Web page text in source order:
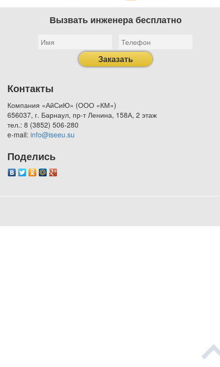
Вызвать инженера бесплатно
Заказать
Контакты
Компания «АйСиЮ» (ООО «КМ»)
656037, г. Барнаул, пр-т Ленина, 158А, 2 этаж
тел.: 8 (3852) 506-280
e-mail: info@iseeu.su
Поделись